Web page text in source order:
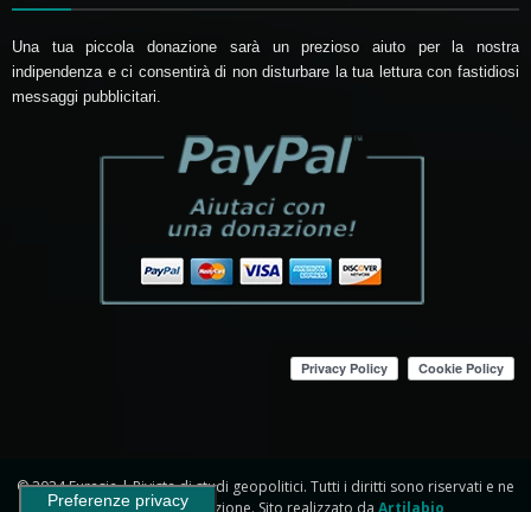
Una tua piccola donazione sarà un prezioso aiuto per la nostra
indipendenza e ci consentirà di non disturbare la tua lettura con fastidiosi
messaggi pubblicitari.
© 2024 Eurasia | Rivista di studi geopolitici. Tutti i diritti sono riservati e ne
è vietata la riproduzione. Sito realizzato da Artilabio